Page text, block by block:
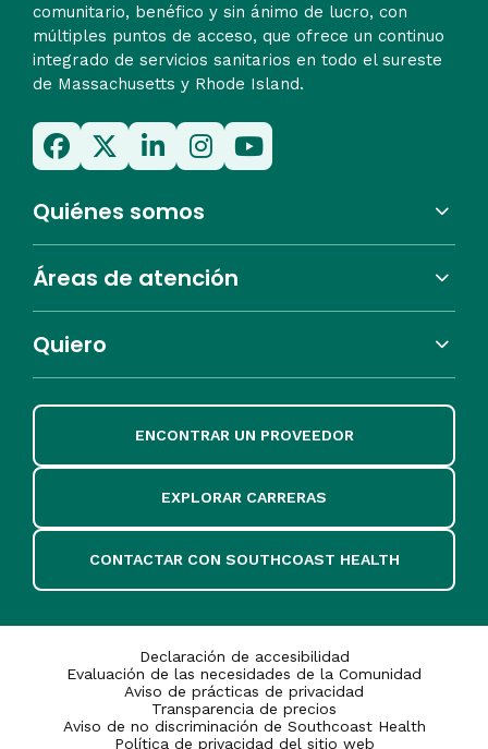
comunitario, benéfico y sin ánimo de lucro, con
múltiples puntos de acceso, que ofrece un continuo
integrado de servicios sanitarios en todo el sureste
de Massachusetts y Rhode Island.
Quiénes somos
Áreas de atención
Quiero
ENCONTRAR UN PROVEEDOR
EXPLORAR CARRERAS
CONTACTAR CON SOUTHCOAST HEALTH
Declaración de accesibilidad
Evaluación de las necesidades de la Comunidad
Aviso de prácticas de privacidad
Transparencia de precios
Aviso de no discriminación de Southcoast Health
Política de privacidad del sitio web